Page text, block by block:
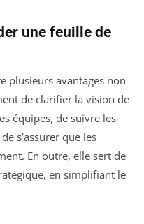
une feuille de
plusieurs avantages non
de clarifier la vision de
équipes, de suivre les
s’assurer que les
En outre, elle sert de
en simplifiant le